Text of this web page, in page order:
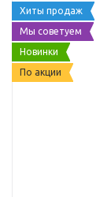
Хиты продаж
Мы советуем
Новинки
По акции